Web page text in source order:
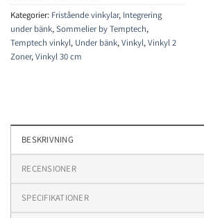
Kategorier: Fristående vinkylar, Integrering
under bänk,Sommelier by Temptech,
Temptech vinkyl, Under bänk,Vinkyl,Vinkyl 2
Zoner,Vinkyl 30 cm
BESKRIVNING
RECENSIONER
SPECIFIKATIONER